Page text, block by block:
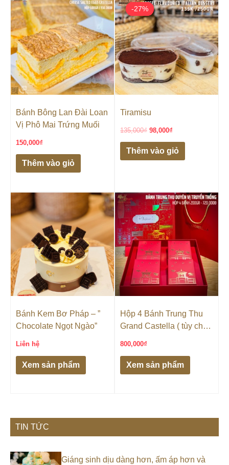
Bánh Bông Lan Đài Loan
Vị Phô Mai Trứng Muối
150,000₫
Thêm vào giỏ
-27%
-27%
Tiramisu
135,000₫
gốc
là:
135,000₫.
98,000₫
hiện
tại
là:
98,000₫.
Thêm vào giỏ
Bánh Kem Bơ Pháp – ”
Chocolate Ngọt Ngào”
Liên hệ
Xem sản phẩm
Hộp 4 Bánh Trung Thu
Grand Castella ( tùy chọn
800,000₫
Xem sản phẩm
TIN TỨC
Giáng sinh dịu dàng hơn, ấm áp hơn và